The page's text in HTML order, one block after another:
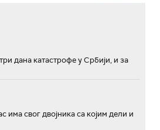
дана катастрофе у Србији, и за
има свог двојника са којим дели и